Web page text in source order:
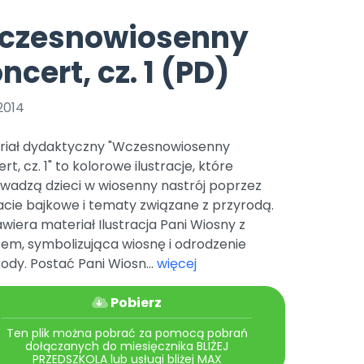
Archiwalne numery
Pomoc
Nowości
Promocje
czerwca 2024 r. uzyskała
r. Nr decyzji:
Online.
Pomoc zwierzętom
Książka (dla) Przedszkolaka
TikTok
Zobacz nas na TikToku
YouTube
cz. 1 (PD)
dydaktyczny "Wczesnowiosenny
cz. 1" to kolorowe ilustracje, które
dzieci w wiosenny nastrój poprzez
bajkowe i tematy związane z przyrodą.
materiał Ilustracja Pani Wiosny z
symbolizująca wiosnę i odrodzenie
Postać Pani Wiosn... więcej
Pobierz
Ten plik można pobrać za pomocą pobrań
dołączanych do miesięcznika BLIŻEJ
PRZEDSZKOLA lub usługi bliżej MAX